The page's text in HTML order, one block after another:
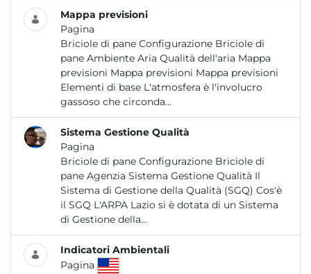
Mappa previsioni
Pagina
Briciole di pane Configurazione Briciole di
pane Ambiente Aria Qualità dell'aria Mappa
previsioni Mappa previsioni Mappa previsioni
Elementi di base L'atmosfera è l'involucro
gassoso che circonda...
Sistema Gestione Qualità
Pagina
Briciole di pane Configurazione Briciole di
pane Agenzia Sistema Gestione Qualità Il
Sistema di Gestione della Qualità (SGQ) Cos'è
il SGQ L'ARPA Lazio si è dotata di un Sistema
di Gestione della...
Indicatori Ambientali
Pagina